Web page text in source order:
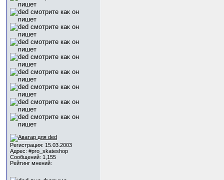
Регистрация: 15.03.2003
Адрес: #pro_skateshop
Сообщений: 1,155
Рейтинг мнений: